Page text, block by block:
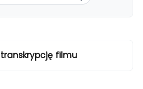
transkrypcję filmu